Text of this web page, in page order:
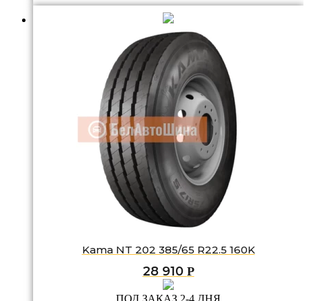
Kama NT 202 385/65 R22.5 160K
28 910 Р